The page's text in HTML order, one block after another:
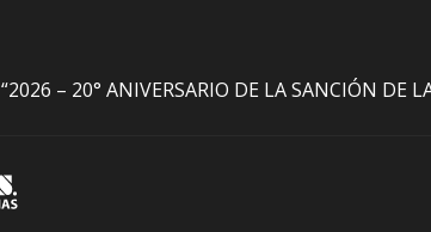
“2026 – 20° ANIVERSARIO DE LA SANCIÓN DE